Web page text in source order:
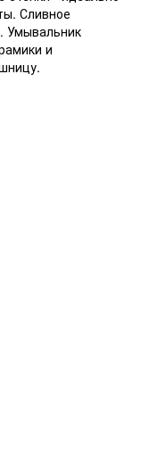
Сливное
Умывальник
и